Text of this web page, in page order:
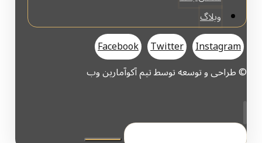
وبلاگ
Facebook Twitter Instagram
© طراحی و توسعه توسط تیم آکوآمارین وب